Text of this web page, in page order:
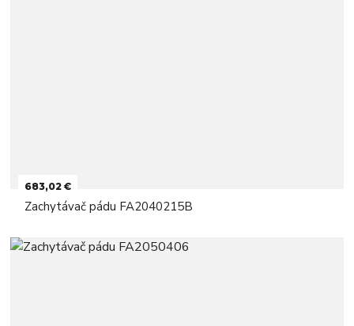
683,02 €
Zachytávač pádu FA2040215B